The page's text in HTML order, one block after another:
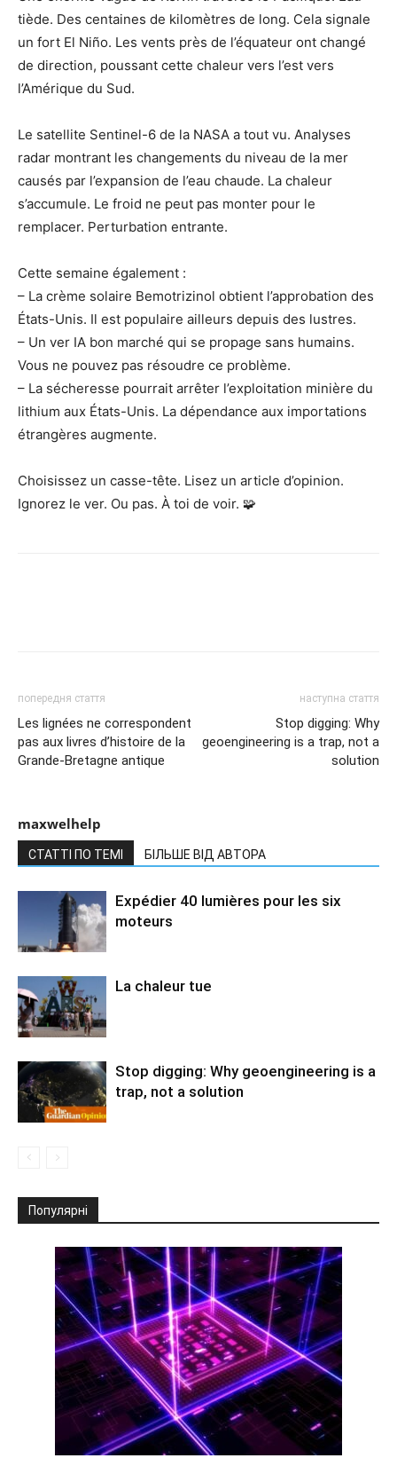
tiède. Des centaines de kilomètres de long. Cela signale
un fort El Niño. Les vents près de l’équateur ont changé
de direction, poussant cette chaleur vers l’est vers
l’Amérique du Sud.
Le satellite Sentinel-6 de la NASA a tout vu. Analyses
radar montrant les changements du niveau de la mer
causés par l’expansion de l’eau chaude. La chaleur
s’accumule. Le froid ne peut pas monter pour le
remplacer. Perturbation entrante.
Cette semaine également :
– La crème solaire Bemotrizinol obtient l’approbation des
États-Unis. Il est populaire ailleurs depuis des lustres.
– Un ver IA bon marché qui se propage sans humains.
Vous ne pouvez pas résoudre ce problème.
– La sécheresse pourrait arrêter l’exploitation minière du
lithium aux États-Unis. La dépendance aux importations
étrangères augmente.
Choisissez un casse-tête. Lisez un article d’opinion.
Ignorez le ver. Ou pas. À toi de voir. 🧩
попередня стаття
Les lignées ne correspondent
pas aux livres d’histoire de la
Grande-Bretagne antique
наступна стаття
Stop digging: Why
geoengineering is a trap, not a
solution
maxwelhelp
СТАТТІ ПО ТЕМІ БІЛЬШЕ ВІД АВТОРА
Expédier 40 lumières pour les six
moteurs
La chaleur tue
Stop digging: Why geoengineering is a
trap, not a solution
Популярні